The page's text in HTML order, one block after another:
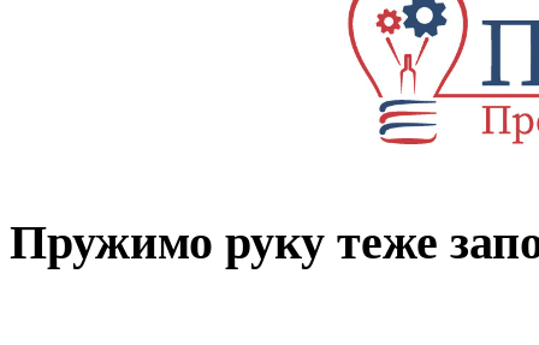
Пружимо руку теже